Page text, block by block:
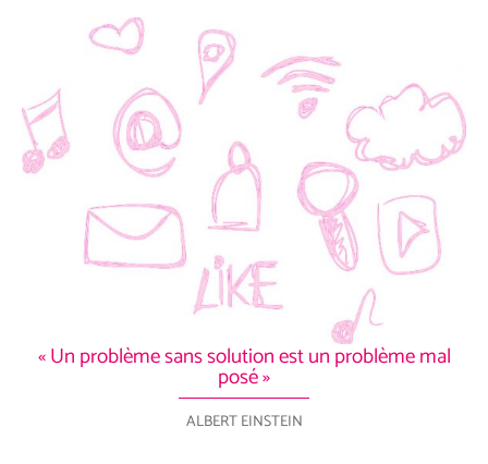
« Un problème sans solution est un problème mal
posé »
ALBERT EINSTEIN